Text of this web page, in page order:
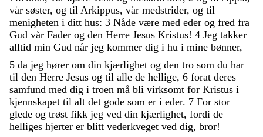
vår søster, og til Arkippus, vår medstrider, og til
menigheten i ditt hus: 3 Nåde være med eder og fred fra
Gud vår Fader og den Herre Jesus Kristus! 4 Jeg takker
alltid min Gud når jeg kommer dig i hu i mine bønner,
5 da jeg hører om din kjærlighet og den tro som du har
til den Herre Jesus og til alle de hellige, 6 forat deres
samfund med dig i troen må bli virksomt for Kristus i
kjennskapet til alt det gode som er i eder. 7 For stor
glede og trøst fikk jeg ved din kjærlighet, fordi de
helliges hjerter er blitt vederkveget ved dig, bror!